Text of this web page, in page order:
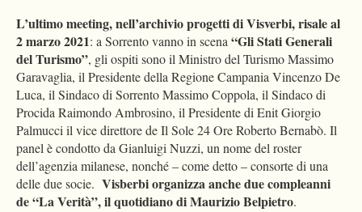
L’ultimo meeting, nell’archivio progetti di Visverbi, risale al
2 marzo 2021: a Sorrento vanno in scena“Gli Stati Generali
del Turismo”, gli ospiti sono il Ministro del Turismo Massimo
Garavaglia, il Presidente della Regione Campania Vincenzo De
Luca, il Sindaco di Sorrento Massimo Coppola, il Sindaco di
Procida Raimondo Ambrosino, il Presidente di Enit Giorgio
Palmucci il vice direttore de Il Sole 24 Ore Roberto Bernabò. Il
panel è condotto da Gianluigi Nuzzi, un nome del roster
dell’agenzia milanese, nonché – come detto – consorte di una
delle due socie. Visberbi organizza anche due compleanni
de “La Verità”, il quotidiano di Maurizio Belpietro.